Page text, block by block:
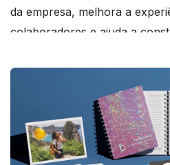
da empresa, melhora a
colaboradores e ajuda a